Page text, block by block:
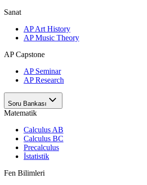
Sanat
AP Art History
AP Music Theory
AP Capstone
AP Seminar
AP Research
Soru Bankası
Matematik
Calculus AB
Calculus BC
Precalculus
İstatistik
Fen Bilimleri